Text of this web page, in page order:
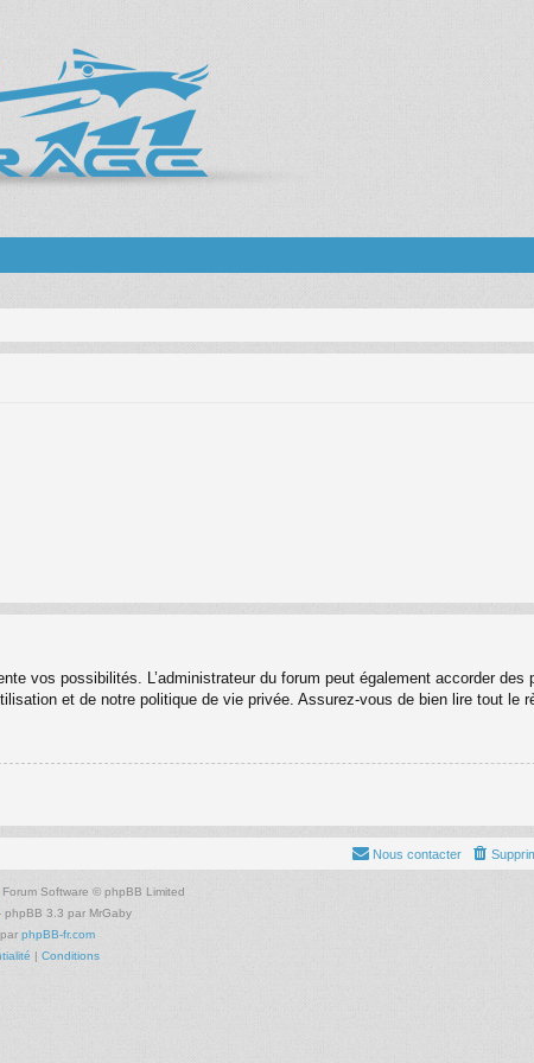
vos possibilités. L’administrateur du forum peut également accorder
et de notre politique de vie privée. Assurez-vous de bien lire tout le
Nous contacter
Software © phpBB Limited
phpBB 3.3 par MrGaby
phpBB-fr.com
| Conditions